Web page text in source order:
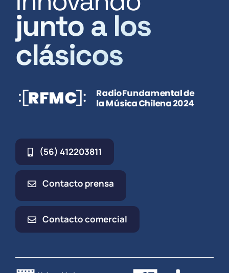
junto a los
clásicos
(56) 412203811
Contacto prensa
Contacto comercial